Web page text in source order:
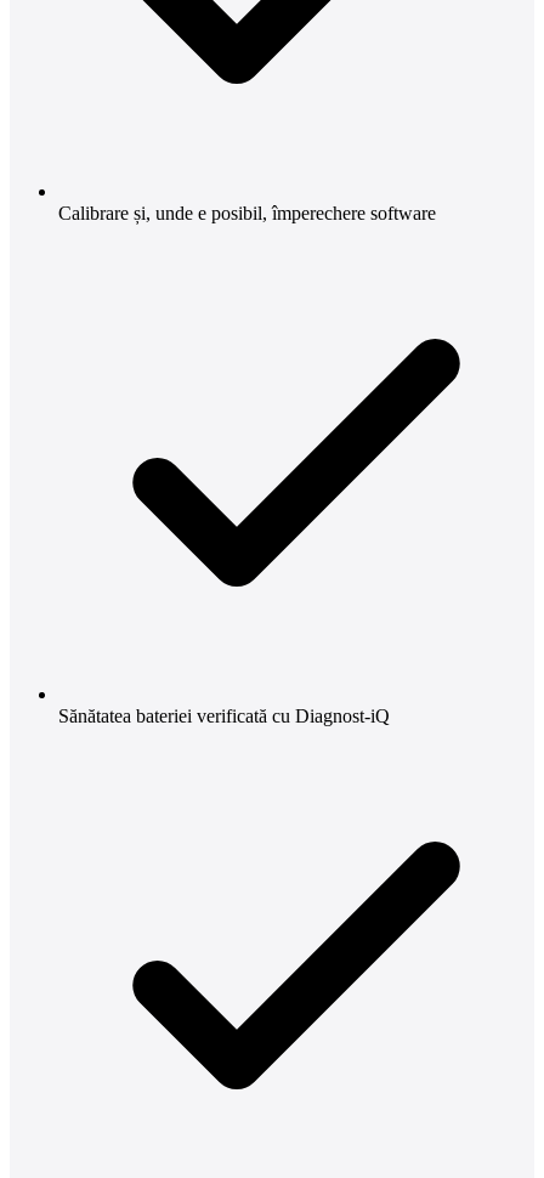
Calibrare și, unde e posibil, împerechere software
Sănătatea bateriei verificată cu Diagnost-iQ